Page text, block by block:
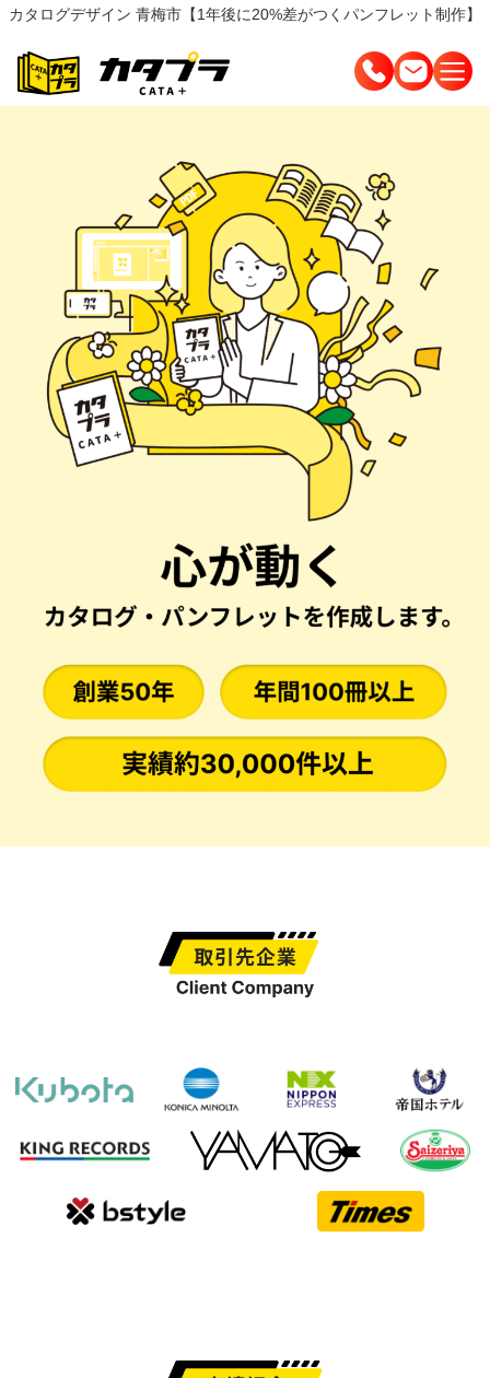
カタログデザイン 青梅市【1年後に20%差がつくパンフレット制作】